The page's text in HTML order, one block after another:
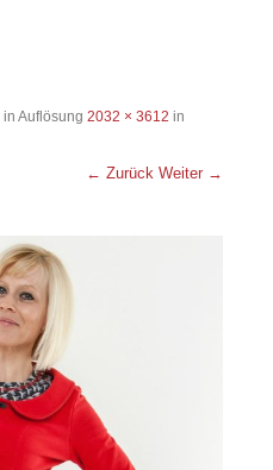
in Auflösung 2032 × 3612 in
← Zurück Weiter →